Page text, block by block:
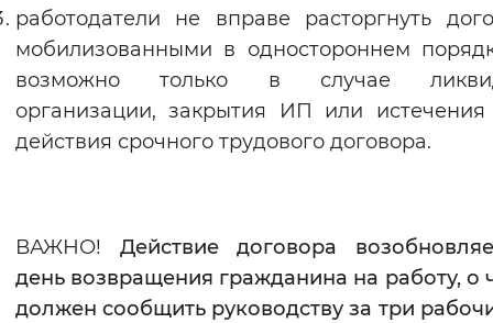
работодатели не вправе расторгнуть
мобилизованными в одностороннем
возможно только в случае
организации, закрытия ИП или истечения
действия срочного трудового договора.
ВАЖНО! Действие договора
день возвращения гражданина на работу, о
должен сообщить руководству за три